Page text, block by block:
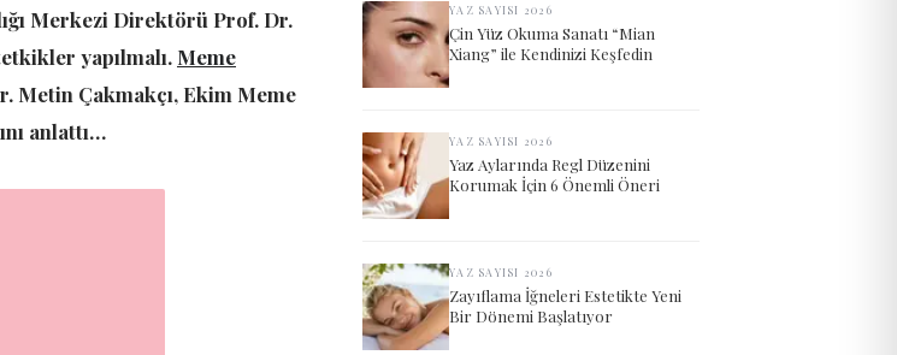
Merkezi Direktörü Prof. Dr.
yapılmalı. Meme
Metin Çakmakçı, Ekim Meme
anlattı…
YAZ SAYISI 2026
Çin Yüz Okuma Sanatı “Mian
Xiang” ile Kendinizi Keşfedin
YAZ SAYISI 2026
Yaz Aylarında Regl Düzenini
Korumak İçin 6 Önemli Öneri
YAZ SAYISI 2026
Zayıflama İğneleri Estetikte Yeni
Bir Dönemi Başlatıyor